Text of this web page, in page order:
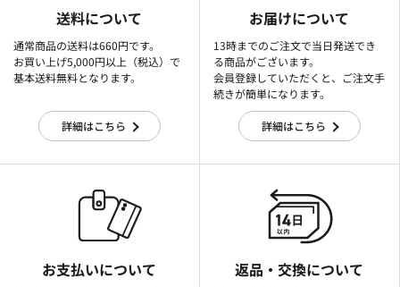
送料について
通常商品の送料は660円です。
お買い上げ5,000円以上（税込）で
基本送料無料となります。
詳細はこちら
お届けについて
13時までのご注文で当日発送でき
る商品がございます。
会員登録していただくと、ご注文手
続きが簡単になります。
詳細はこちら
お支払いについて 返品・交換について